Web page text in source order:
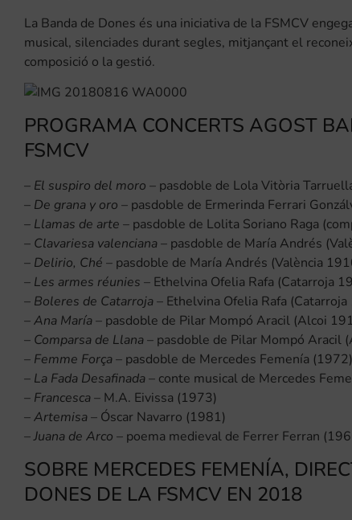
La Banda de Dones és una iniciativa de la FSMCV
musical, silenciades durant segles, mitjançant el
composició o la gestió.
PROGRAMA CONCERTS AGOST
FSMCV
– El suspiro del moro – pasdoble de Lola Vitòria
– De grana y oro – pasdoble de Ermerinda Ferrari
– Llamas de arte – pasdoble de Lolita Soriano Raga
– Clavariesa valenciana– pasdoble de María Andrés
– Delirio, Ché – pasdoble de María Andrés (València
– Les armes réunies – Ethelvina Ofelia Rafa (Catarroja
– Boleres de Catarroja– Ethelvina Ofelia Rafa
–Ana María– pasdoble de Pilar Mompó Aracil (Alcoi
– Comparsa de Llana– pasdoble de Pilar Mompó Aracil
– Femme Força– pasdoble de Mercedes Femenía (1972)
– La Fada Desafinada– conte musical de Mercedes
– Francesca– M.A. Eivissa (1973)
–Artemisa– Óscar Navarro (1981)
–Juana de Arco – poema medieval de Ferrer Ferran
SOBRE MERCEDES FEMENÍA,
DONES DE LA FSMCV EN 2018